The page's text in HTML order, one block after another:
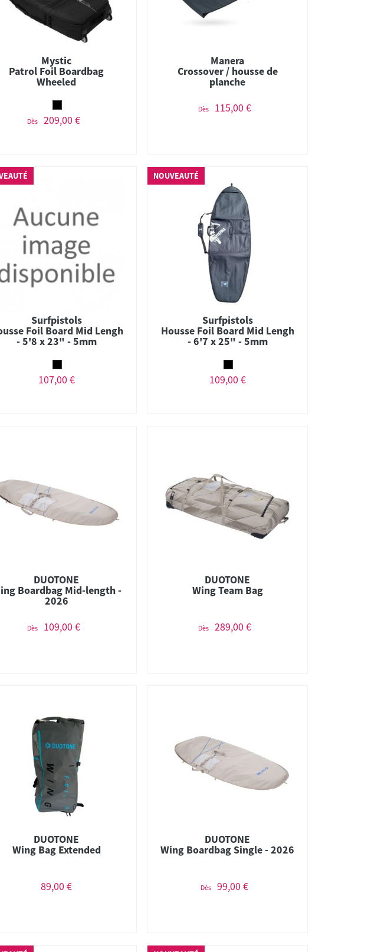
Mystic
Patrol Foil Boardbag
Wheeled
Dès 209,00 €
Manera
Crossover / housse de
planche
Dès 115,00 €
Surfpistols
Foil Board Mid Lengh
- 5'8 x 23" - 5mm
107,00 €
NOUVEAUTÉ
Surfpistols
Housse Foil Board Mid Lengh
- 6'7 x 25" - 5mm
109,00 €
DUOTONE
Boardbag Mid-length -
2026
Dès 109,00 €
DUOTONE
Wing Team Bag
Dès 289,00 €
DUOTONE
Wing Bag Extended
89,00 €
DUOTONE
Wing Boardbag Single - 2026
Dès 99,00 €